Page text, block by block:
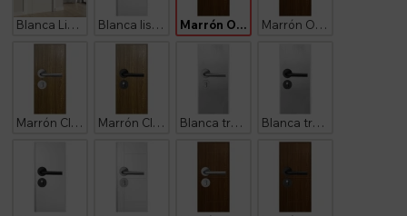
Blanca Lisa Diseño Ankara Herraje Negro Blanca lisa Herraje Plateado Marrón Oscuro Lisa Herraje Plateado Marrón Oscuro Lisa Herraje Negro
Marrón Claro Lisa Herraje Plateado Marrón Claro Lisa Herraje Negro Blanca tramada Herraje Plateado Blanca tramada Herraje Negro